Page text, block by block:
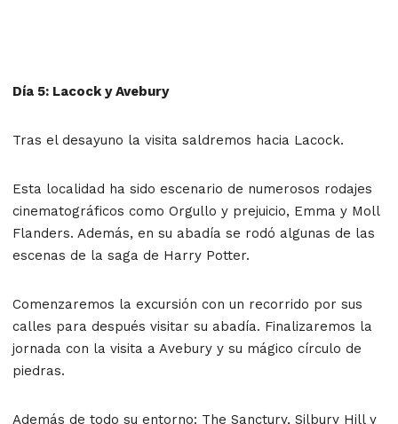
Día 5: Lacock y Avebury
Tras el desayuno la visita saldremos hacia Lacock.
Esta localidad ha sido escenario de numerosos rodajes
cinematográficos como Orgullo y prejuicio, Emma y Moll
Flanders. Además, en su abadía se rodó algunas de las
escenas de la saga de Harry Potter.
Comenzaremos la excursión con un recorrido por sus
calles para después visitar su abadía. Finalizaremos la
jornada con la visita a Avebury y su mágico círculo de
piedras.
Además de todo su entorno: The Sanctury, Silbury Hill y